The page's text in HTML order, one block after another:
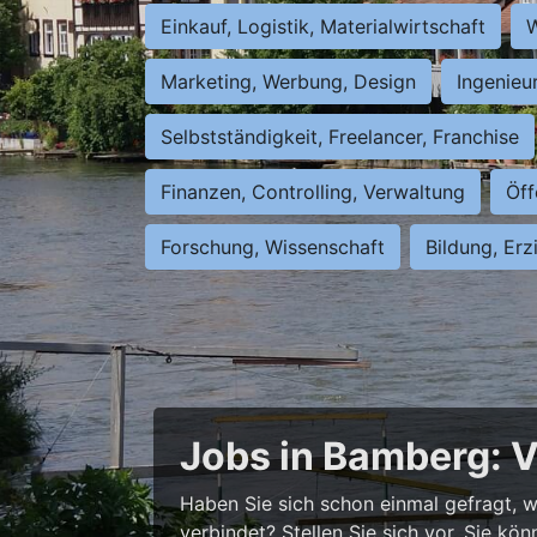
Einkauf, Logistik, Materialwirtschaft
Marketing, Werbung, Design
Selbstständigkeit, Freelancer, Franchise
Finanzen, Controlling, Verwaltung
Forschung, Wissenschaft Bildung,
Jobs in Bamberg:
Haben Sie sich schon einmal gefragt,